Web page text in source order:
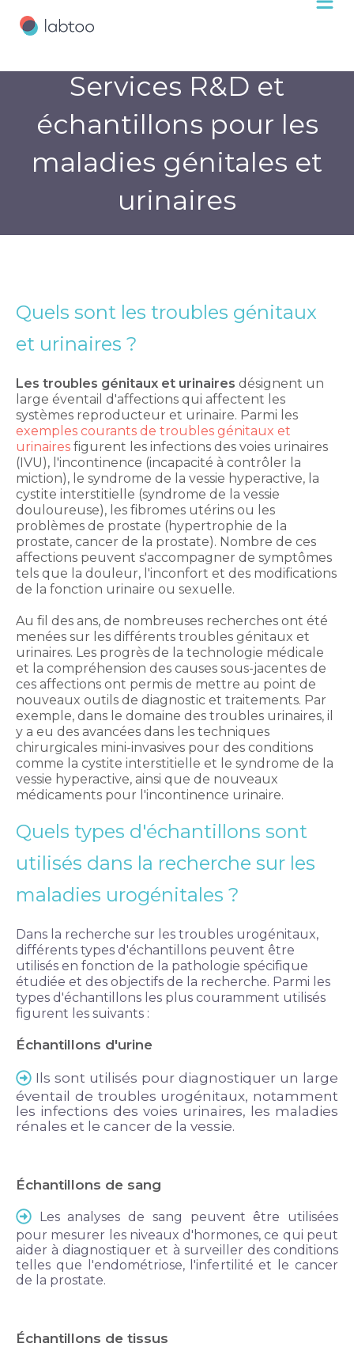
Services R&D et
échantillons pour les
maladies génitales et
urinaires
Quels sont les troubles génitaux
et urinaires ?
Les troubles génitaux et urinaires désignent un
large éventail d'affections qui affectent les
systèmes reproducteur et urinaire. Parmi les
exemples courants de troubles génitaux et
urinaires figurent les infections des voies urinaires
(IVU), l'incontinence (incapacité à contrôler la
miction), le syndrome de la vessie hyperactive, la
cystite interstitielle (syndrome de la vessie
douloureuse), les fibromes utérins ou les
problèmes de prostate (hypertrophie de la
prostate, cancer de la prostate). Nombre de ces
affections peuvent s'accompagner de symptômes
tels que la douleur, l'inconfort et des modifications
de la fonction urinaire ou sexuelle.
Au fil des ans, de nombreuses recherches ont été
menées sur les différents troubles génitaux et
urinaires. Les progrès de la technologie médicale
et la compréhension des causes sous-jacentes de
ces affections ont permis de mettre au point de
nouveaux outils de diagnostic et traitements. Par
exemple, dans le domaine des troubles urinaires, il
y a eu des avancées dans les techniques
chirurgicales mini-invasives pour des conditions
comme la cystite interstitielle et le syndrome de la
vessie hyperactive, ainsi que de nouveaux
médicaments pour l'incontinence urinaire.
Quels types d'échantillons sont
utilisés dans la recherche sur les
maladies urogénitales ?
Dans la recherche sur les troubles urogénitaux,
différents types d'échantillons peuvent être
utilisés en fonction de la pathologie spécifique
étudiée et des objectifs de la recherche. Parmi les
types d'échantillons les plus couramment utilisés
figurent les suivants :
Échantillons d'urine
Ils sont utilisés pour diagnostiquer un large
éventail de troubles urogénitaux, notamment
les infections des voies urinaires, les maladies
rénales et le cancer de la vessie.
Échantillons de sang
Les analyses de sang peuvent être utilisées
pour mesurer les niveaux d'hormones, ce qui peut
aider à diagnostiquer et à surveiller des conditions
telles que l'endométriose, l'infertilité et le cancer
de la prostate.
Échantillons de tissus